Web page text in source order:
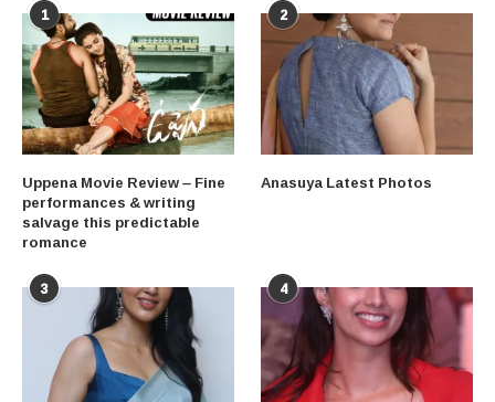
1
Uppena Movie Review – Fine
performances & writing
salvage this predictable
romance
2
Anasuya Latest Photos
3 4